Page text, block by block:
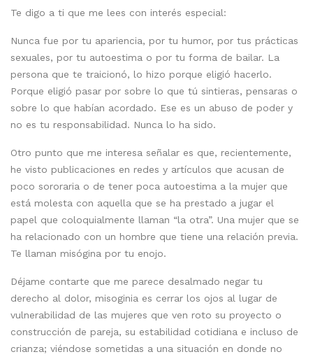
Te digo a ti que me lees con interés especial:
Nunca fue por tu apariencia, por tu humor, por tus prácticas
sexuales, por tu autoestima o por tu forma de bailar. La
persona que te traicionó, lo hizo porque eligió hacerlo.
Porque eligió pasar por sobre lo que tú sintieras, pensaras o
sobre lo que habían acordado. Ese es un abuso de poder y
no es tu responsabilidad. Nunca lo ha sido.
Otro punto que me interesa señalar es que, recientemente,
he visto publicaciones en redes y artículos que acusan de
poco sororaria o de tener poca autoestima a la mujer que
está molesta con aquella que se ha prestado a jugar el
papel que coloquialmente llaman “la otra”. Una mujer que se
ha relacionado con un hombre que tiene una relación previa.
Te llaman misógina por tu enojo.
Déjame contarte que me parece desalmado negar tu
derecho al dolor, misoginia es cerrar los ojos al lugar de
vulnerabilidad de las mujeres que ven roto su proyecto o
construcción de pareja, su estabilidad cotidiana e incluso de
crianza; viéndose sometidas a una situación en donde no